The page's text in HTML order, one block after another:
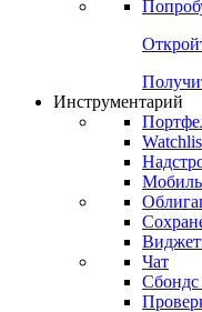
Инструментарий
Чат